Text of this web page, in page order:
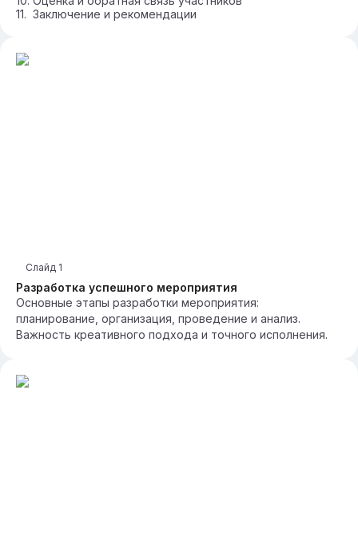
Заключение и рекомендации
Разработка успешного мероприятия
Слайд 1
Основные этапы разработки мероприятия:
планирование, организация, проведение и анализ.
Важность креативного подхода и точного исполнения.